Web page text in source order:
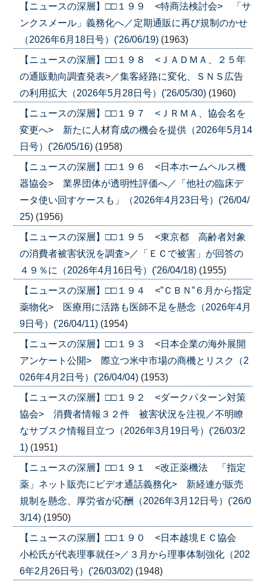
【ニュースの深層】□□１９９ <特商法検討会> 「サ
ンクスメール」義務化へ／定期通販に再び規制のかせ
（2026年6月18日号）('26/06/19) (1963)
【ニュースの深層】□□１９８ <ＪＡＤＭＡ、２５年
の通販動向調査発表>／集客経路に変化、ＳＮＳ広告
の利用拡大（2026年5月28日号）('26/05/30) (1960)
【ニュースの深層】□□１９７ <ＪＲＭＡ、協会名を
変更へ> 新たに人材育成の機会を提供（2026年5月14
日号）('26/05/16) (1958)
【ニュースの深層】□□１９６ <日本ホームヘルス機
器協会> 業界団体が透明性評価へ／「他社の臨床デ
ータ使い回すケースも」（2026年4月23日号）('26/04/
25) (1956)
【ニュースの深層】□□１９５ <東京都 高齢者対象
の消費者被害状況を調査>／「ＥＣで被害」が回答の
４９％に（2026年4月16日号）('26/04/18) (1955)
【ニュースの深層】□□１９４ <”ＣＢＮ”６月から指定
薬物化> 医療用に活路も医師不足を懸念（2026年4月
9日号）('26/04/11) (1954)
【ニュースの深層】□□１９３ <日本企業の海外展開
アンケート公開> 際立つ米中市場の商機とリスク（2
026年4月2日号）('26/04/04) (1953)
【ニュースの深層】□□１９２ <ダークパターン対策
協会> 消費者情報３２件 被害状況を注視／不明瞭
なサブスク情報目立つ（2026年3月19日号）('26/03/2
1) (1951)
【ニュースの深層】□□１９１ <改正薬機法 「指定
薬」ネット販売にビデオ通話義務化> 新経連が販売
規制を懸念、厚労省が応酬（2026年3月12日号）('26/0
3/14) (1950)
【ニュースの深層】□□１９０ <日本越境ＥＣ協会
小松氏が代表理事就任>／３月から理事体制強化（202
6年2月26日号）('26/03/02) (1948)